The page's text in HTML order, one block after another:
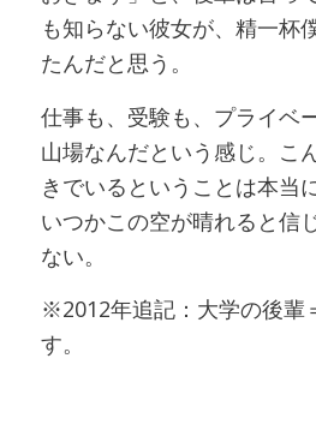
も知らない彼女が、精一杯
たんだと思う。
仕事も、受験も、プライベ
山場なんだという感じ。こ
きでいるということは本当
いつかこの空が晴れると信
ない。
※2012年追記：大学の後輩
す。